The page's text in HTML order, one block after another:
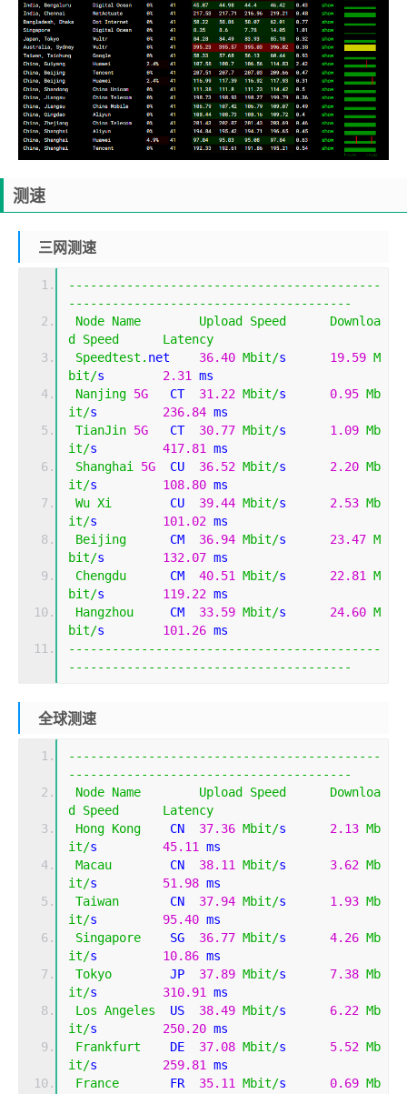
测速
三网测速
-------------------------------------------
---------------------------------------
Node Name Upload Speed
Downloa
d
Speed
Latency
Speedtest . net 36.40 Mbit/s 19.59 M
bit/s 2.31
Nanjing 5G
   CT
31.22 Mbit/s 0.95 Mb
it/s 236.84
TianJin 5G
   CT
30.77 Mbit/s 1.09 Mb
it/s 417.81
Shanghai
5G
  CU
36.52 Mbit/s 2.20 Mb
it/s 108.80
Wu Xi
        CU
39.44 Mbit/s 2.53 Mb
it/s 101.02
Beijing
      CM
36.94 Mbit/s 23.47 M
bit/s 132.07
Chengdu
      CM
40.51 Mbit/s 22.81
M
bit/s 119.22
Hangzhou
     CM
33.59 Mbit/s 24.60 M
bit/s 101.26
-------------------------------------------
---------------------------------------
全球测速
-------------------------------------------
---------------------------------------
Node Name Upload Speed
Downloa
d
Speed
Latency
Hong Kong
    CN
37.36 Mbit/s 2.13 Mb
it/s 45.11
Macau
        CN
38.11 Mbit/s 3.62 Mb
it/s 51.98
Taiwan
       CN
37.94 Mbit/s 1.93 Mb
it/s 95.40
Singapore
    SG
36.77 Mbit/s 4.26 Mb
it/s 10.86
Tokyo
        JP
37.89 Mbit/s 7.38 Mb
it/s 310.91
Los Angeles
  US
38.49 Mbit/s 6.22 Mb
it/s 250.20
Frankfurt
    DE
37.08 Mbit/s 5.52 Mb
it/s 259.81
France
       FR
35.11 Mbit/s 0.69 Mb